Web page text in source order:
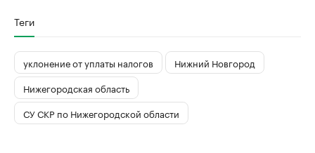
Теги
уклонение от уплаты налогов
Нижний Новгород
Нижегородская область
СУ СКР по Нижегородской области